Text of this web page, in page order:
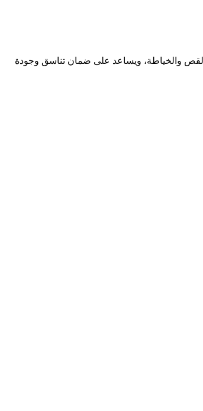
والخياطة، ويساعد على ضمان تناسق وجودة